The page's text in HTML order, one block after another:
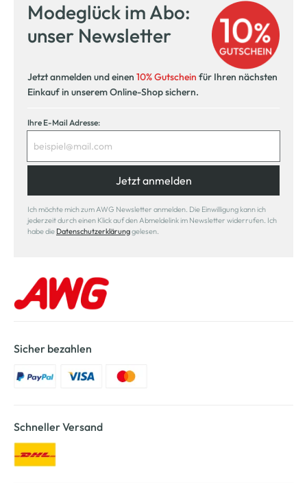
Modeglück im Abo:
unser Newsletter
Jetzt anmelden und einen 10% Gutschein für Ihren nächsten
Einkauf in unserem Online-Shop sichern.
Ihre E-Mail Adresse:
Jetzt anmelden
Ich möchte mich zum AWG Newsletter anmelden. Die Einwilligung kann ich
jederzeit durch einen Klick auf den Abmeldelink im Newsletter widerrufen. Ich
habe die Datenschutzerklärunggelesen.
Sicher bezahlen
Schneller Versand